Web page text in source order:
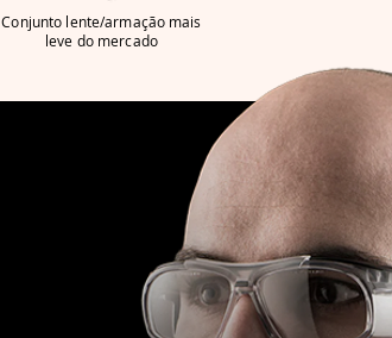
Conjunto lente/armação mais
leve do mercado